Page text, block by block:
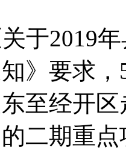
于2019
》要求
至经开
二期重